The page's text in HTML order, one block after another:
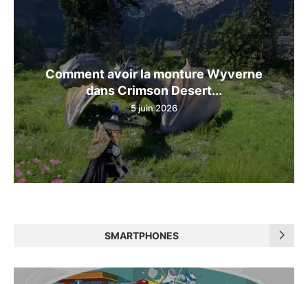
Comment avoir la monture Wyverne
dans Crimson Desert...
5 juin 2026
SMARTPHONES